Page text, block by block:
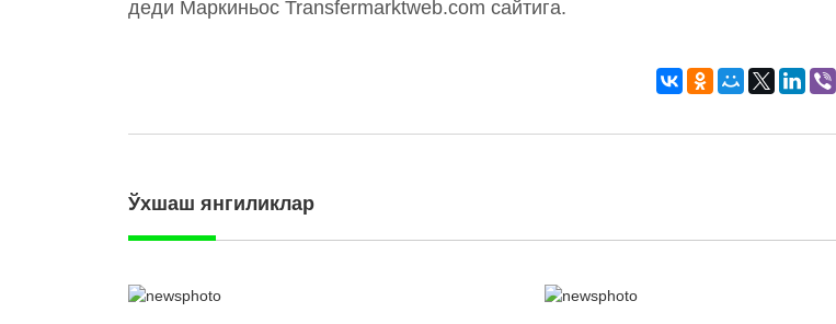
деди Маркиньос Transfermarktweb.com сайтига.
Ўхшаш янгиликлар